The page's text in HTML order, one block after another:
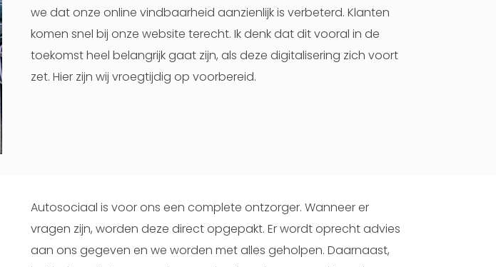
we dat onze online vindbaarheid aanzienlijk is verbeterd. Klanten
komen snel bij onze website terecht. Ik denk dat dit vooral in de
toekomst heel belangrijk gaat zijn, als deze digitalisering zich voort
zet. Hier zijn wij vroegtijdig op voorbereid.
Autosociaal is voor ons een complete ontzorger. Wanneer er
vragen zijn, worden deze direct opgepakt. Er wordt oprecht advies
aan ons gegeven en we worden met alles geholpen. Daarnaast,